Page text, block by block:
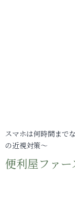
スマホは何時間まで
の近視対策～
便利屋ファー